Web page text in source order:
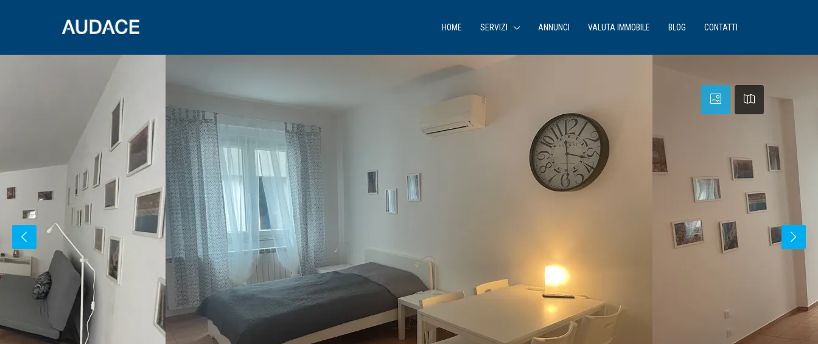
HOME SERVIZI ANNUNCI VALUTA IMMOBILE BLOG CONTATTI